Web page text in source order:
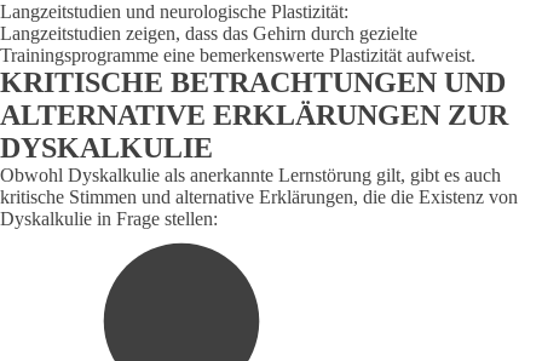
Langzeitstudien und neurologische Plastizität:
Langzeitstudien zeigen, dass das Gehirn durch gezielte
Trainingsprogramme eine bemerkenswerte Plastizität aufweist.
KRITISCHE BETRACHTUNGEN UND
ALTERNATIVE ERKLÄRUNGEN ZUR
DYSKALKULIE
Obwohl Dyskalkulie als anerkannte Lernstörung gilt, gibt es auch
kritische Stimmen und alternative Erklärungen, die die Existenz von
Dyskalkulie in Frage stellen: